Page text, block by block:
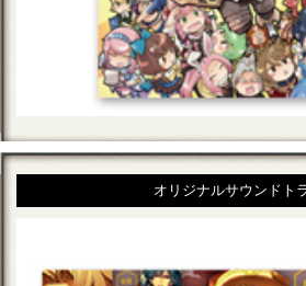
オリジナルサウンドト